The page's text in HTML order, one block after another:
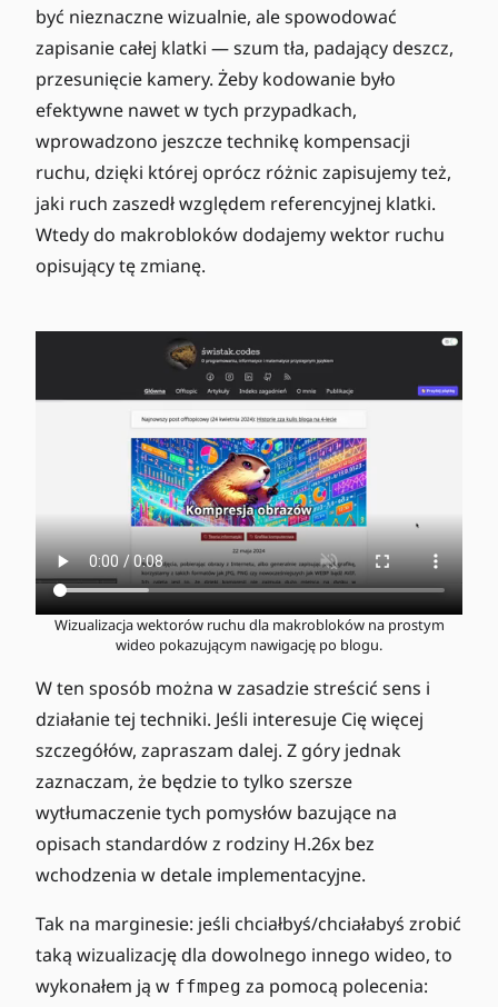
być nieznaczne wizualnie, ale spowodować
zapisanie całej klatki — szum tła, padający deszcz,
przesunięcie kamery. Żeby kodowanie było
efektywne nawet w tych przypadkach,
wprowadzono jeszcze technikę kompensacji
ruchu, dzięki której oprócz różnic zapisujemy też,
jaki ruch zaszedł względem referencyjnej klatki.
Wtedy do makrobloków dodajemy wektor ruchu
opisujący tę zmianę.
Wizualizacja wektorów ruchu dla makrobloków na prostym
wideo pokazującym nawigację po blogu.
W ten sposób można w zasadzie streścić sens i
działanie tej techniki. Jeśli interesuje Cię więcej
szczegółów, zapraszam dalej. Z góry jednak
zaznaczam, że będzie to tylko szersze
wytłumaczenie tych pomysłów bazujące na
opisach standardów z rodziny H.26x bez
wchodzenia w detale implementacyjne.
Tak na marginesie: jeśli chciałbyś/chciałabyś zrobić
taką wizualizację dla dowolnego innego wideo, to
wykonałem ją w ffmpeg za pomocą polecenia: